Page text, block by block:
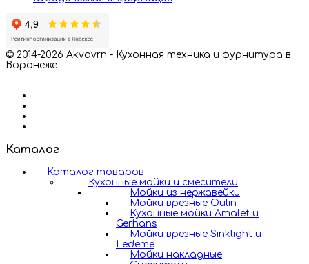
© 2014-2026 Akvavrn - Кухонная техника и фурнитура в
Воронеже
Каталог
Каталог товаров
Кухонные мойки и смесители
Мойки из нержавейки
Мойки врезные Oulin
Кухонные мойки Amalet и
Gerhans
Мойки врезные Sinklight и
Ledeme
Мойки накладные